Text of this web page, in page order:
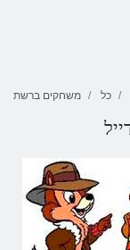
משחקים ברשת כל